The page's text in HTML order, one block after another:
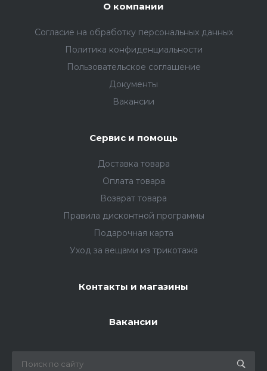
О компании
Согласие на обработку персональных данных
Политика конфиденциальности
Пользовательское соглашение
Документы
Вакансии
Сервис и помощь
Доставка товара
Оплата товара
Возврат товара
Правила дисконтной программы
Подарочная карта
Уход за вещами из трикотажа
Контакты и магазины
Вакансии